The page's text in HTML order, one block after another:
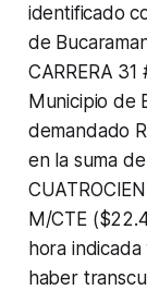
identificado
de
CARRERA
Municipio de
demandado
en la suma
M/CTE
hora
haber